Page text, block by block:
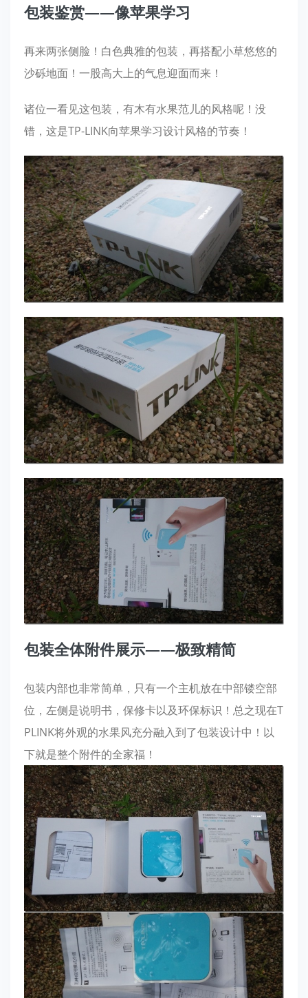
包装鉴赏——像苹果学习
再来两张侧脸！白色典雅的包装，再搭配小草悠悠的
沙砾地面！一股高大上的气息迎面而来！
诸位一看见这包装，有木有水果范儿的风格呢！没
错，这是TP-LINK向苹果学习设计风格的节奏！
包装全体附件展示——极致精简
包装内部也非常简单，只有一个主机放在中部镂空部
位，左侧是说明书，保修卡以及环保标识！总之现在T
PLINK将外观的水果风充分融入到了包装设计中！以
下就是整个附件的全家福！